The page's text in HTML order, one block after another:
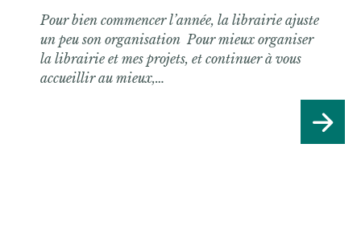
Pour bien commencer l’année, la librairie ajuste
un peu son organisation Pour mieux organiser
la librairie et mes projets, et continuer à vous
accueillir au mieux,…